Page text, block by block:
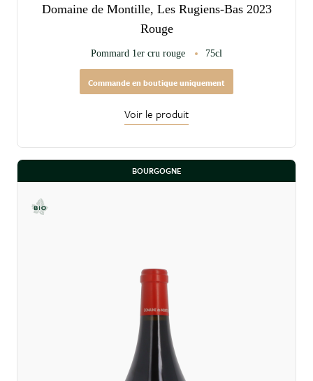
Domaine de Montille, Les Rugiens-Bas 2023
Rouge
Pommard 1er cru rouge 75cl
Commande en boutique uniquement
Voir le produit
BOURGOGNE